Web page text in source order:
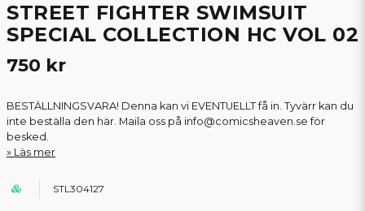
STREET FIGHTER SWIMSUIT
SPECIAL COLLECTION HC VOL 02
750 kr
BESTÄLLNINGSVARA! Denna kan vi EVENTUELLT få in. Tyvärr kan du
inte beställa den här. Maila oss på info@comicsheaven.se för
besked.
Läs mer
STL304127